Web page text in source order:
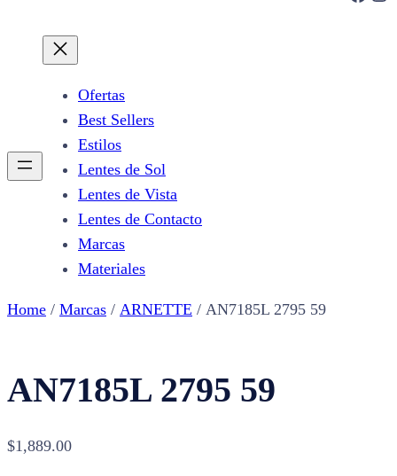
Ofertas
Best Sellers
Estilos
Lentes de Sol
Lentes de Vista
Lentes de Contacto
Marcas
Materiales
Home / Marcas / ARNETTE / AN7185L 2795 59
AN7185L 2795 59
$1,889.00